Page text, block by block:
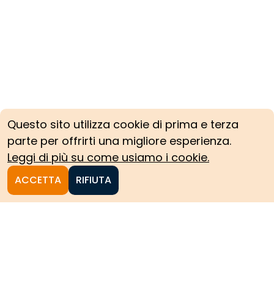
Questo sito utilizza cookie di prima e terza
parte per offrirti una migliore esperienza.
Leggi di più su come usiamo i cookie.
ACCETTA RIFIUTA